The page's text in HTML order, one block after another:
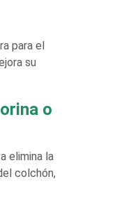
o
elimina la
colchón,
para el
su